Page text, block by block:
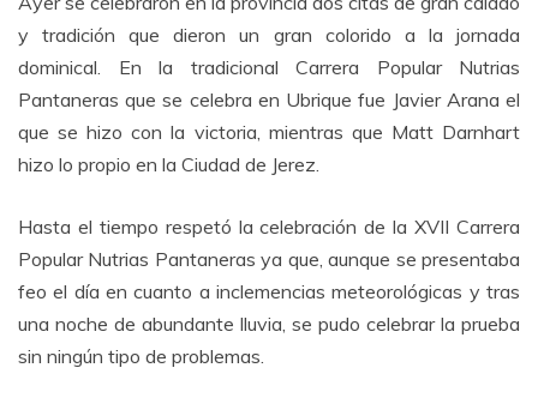
y tradición que dieron un gran colorido a la jornada
dominical. En la tradicional Carrera Popular Nutrias
Pantaneras que se celebra en Ubrique fue Javier Arana el
que se hizo con la victoria, mientras que Matt Darnhart
hizo lo propio en la Ciudad de Jerez.
Hasta el tiempo respetó la celebración de la XVII Carrera
Popular Nutrias Pantaneras ya que, aunque se presentaba
feo el día en cuanto a inclemencias meteorológicas y tras
una noche de abundante lluvia, se pudo celebrar la prueba
sin ningún tipo de problemas.